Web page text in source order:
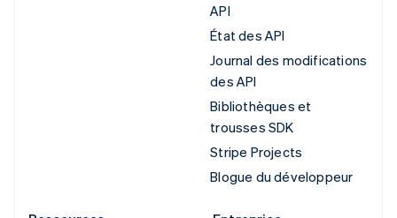
API
État des API
Journal des modifications
des API
Bibliothèques et
trousses SDK
Stripe Projects
Blogue du développeur